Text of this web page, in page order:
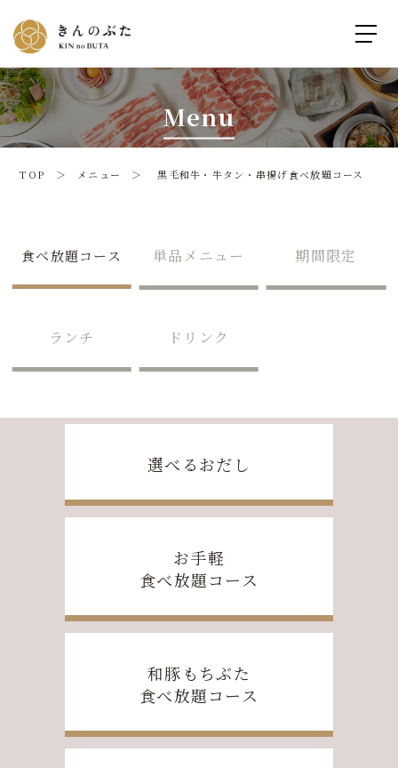
Menu
TOP ＞ メニュー ＞ 黒毛和牛・牛タン・串揚げ食べ放題コース
食べ放題コース 単品メニュー 期間限定
ランチ ドリンク
選べるおだし
お手軽
食べ放題コース
和豚もちぶた
食べ放題コース